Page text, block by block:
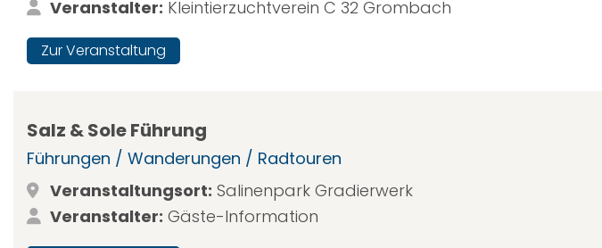
Veranstalter: Kleintierzuchtverein C 32 Grombach
Zur Veranstaltung
Salz & Sole Führung
Führungen / Wanderungen / Radtouren
Veranstaltungsort: Salinenpark Gradierwerk
Veranstalter: Gäste-Information